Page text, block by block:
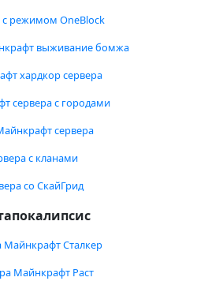
с режимом OneBlock
выживание бомжа
хардкор сервера
сервера с городами
сервера
с кланами
со СкайГрид
Майнкрафт Сталкер
Майнкрафт Раст